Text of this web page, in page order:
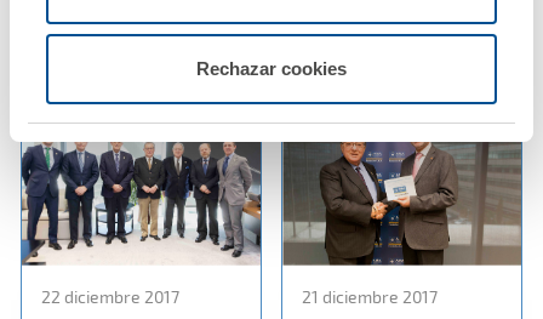
Rechazar cookies
Ver noticia
22 diciembre 2017 21 diciembre 2017